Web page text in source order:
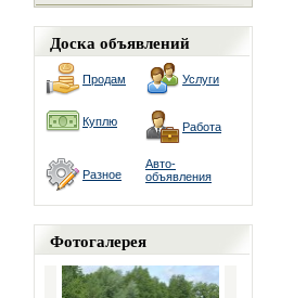
Доска объявлений
Продам Услуги
Куплю Работа
Разное
Авто-
объявления
Фотогалерея